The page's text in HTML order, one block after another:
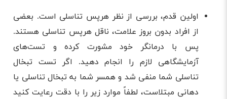
اولین قدم، بررسی از نظر هرپس تناسلی است. بعضی
از افراد بدون بروز علامت، ناقل هرپس تناسلی هستند.
پس با درمانگر خود مشورت کرده و تست‌های
آزمایشگاهی لازم را انجام دهید. اگر تست تبخال
تناسلی شما منفی شد و همسر شما به تبخال تناسلی یا
دهانی مبتلاست، لطفاً موارد زیر را با دقت رعایت کنید